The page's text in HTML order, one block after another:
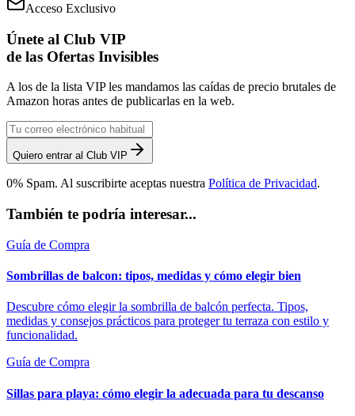
Acceso Exclusivo
Únete al Club VIP
de las Ofertas Invisibles
A los de la lista VIP les mandamos las caídas de precio brutales de
Amazon horas antes de publicarlas en la web.
Quiero entrar al Club VIP
0% Spam. Al suscribirte aceptas nuestra Política de Privacidad.
También te podría interesar...
Guía de Compra
Sombrillas de balcon: tipos, medidas y cómo elegir bien
Descubre cómo elegir la sombrilla de balcón perfecta. Tipos,
medidas y consejos prácticos para proteger tu terraza con estilo y
funcionalidad.
Guía de Compra
Sillas para playa: cómo elegir la adecuada para tu descanso